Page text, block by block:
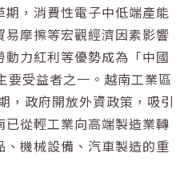
期，消費性電子中低端產能
易摩擦等宏觀經濟因素影響
力紅利等優勢成為「中國
要受益者之一。越南工業區
，政府開放外資政策，吸引
已從輕工業向高端製造業轉
、機械設備、汽車製造的重